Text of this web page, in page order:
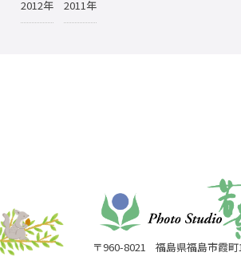
2012年 2011年
〒960-8021 福島県福島市霞